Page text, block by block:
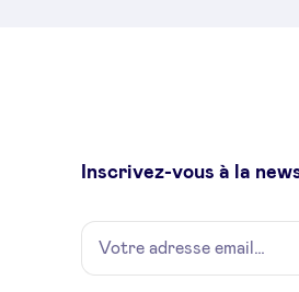
Inscrivez-vous à la
Name
Votre
adresse